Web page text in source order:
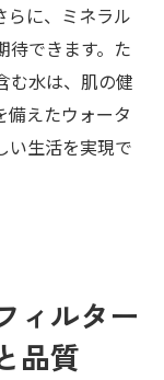
らに、ミネラル
待できます。た
む水は、肌の健
備えたウォータ
い生活を実現で
ィルター
品質